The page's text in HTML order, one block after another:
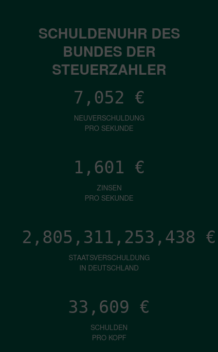
SCHULDENUHR DES
BUNDES DER
STEUERZAHLER
7,052 €
NEUVERSCHULDUNG
PRO SEKUNDE
1,601 €
ZINSEN
PRO SEKUNDE
2,805,311,255,074 €
STAATSVERSCHULDUNG
IN DEUTSCHLAND
33,609 €
SCHULDEN
PRO KOPF